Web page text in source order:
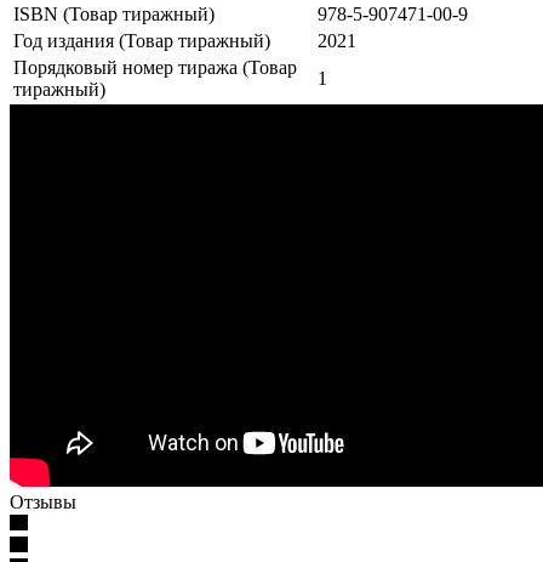
ISBN (Товар тиражный)
978-5-907471-00-9
Год издания (Товар тиражный)
2021
Порядковый номер тиража (Товар
тиражный)
1
Отзывы